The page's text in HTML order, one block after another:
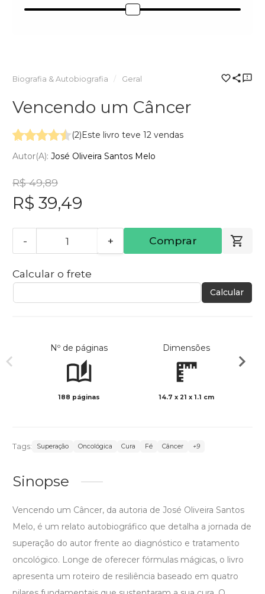
Biografia & Autobiografia Geral
Vencendo um Câncer
(2)Este livro teve 12 vendas
Autor(a): José Oliveira Santos Melo
R$ 49,89
R$ 39,49
- + Comprar
Calcular o frete
Calcular
Nº de páginas
188 páginas
Dimensões
14.7 x 21 x 1.1 cm
Tags: Superação Oncológica Cura Fé Câncer +9
Sinopse
Vencendo um Câncer, da autoria de José Oliveira Santos
Melo, é um relato autobiográfico que detalha a jornada de
superação do autor frente ao diagnóstico e tratamento
oncológico. Longe de oferecer fórmulas mágicas, o livro
apresenta um roteiro de resiliência baseado em quatro